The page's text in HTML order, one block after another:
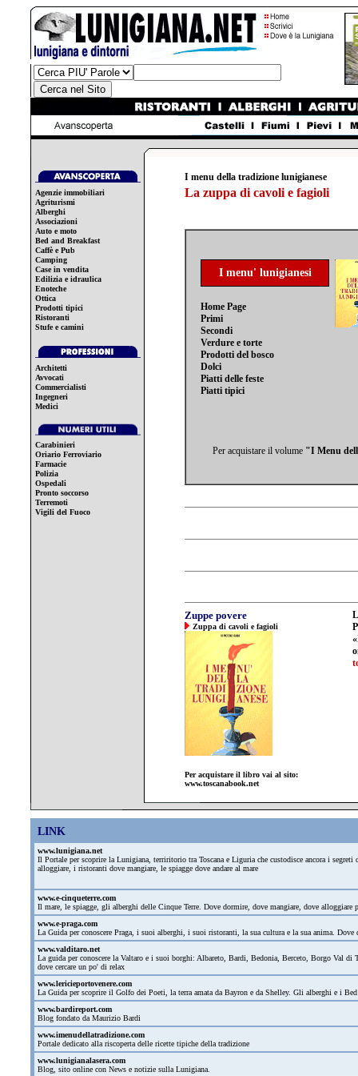
Agenzie immobiliari
Agriturismi
Alberghi
Associazioni
Auto e moto
Bed and Breakfast
Caffè e Pub
Camping
Case in vendita
Edilizia e idraulica
Enoteche
Ottica
Prodotti tipici
Ristoranti
Stufe e camini
Architetti
Avvocati
Commercialisti
Ingegneri
Medici
Carabinieri
Oriario Ferroviario
Farmacie
Polizia
Ospedali
Pronto soccorso
Terremoti
Vigili del Fuoco
I menu della tradizione lunigianese
La zuppa di cavoli e fagioli
I menu' lunigianesi
Home Page
Primi
Secondi
Verdure e torte
Prodotti del bosco
Dolci
Piatti delle feste
Piatti tipici
Per acquistare il volume "I Menu
Zuppe povere
Zuppa di cavoli e fagioli
Per acquistare il libro vai al sito:
www.toscanabook.net
LINK
www.lunigiana.net
Il Portale per scoprire la Lunigiana, terriritorio tra Toscana e Liguria che custodisce ancora i
alloggiare, i ristoranti dove mangiare, le spiagge dove andare al mare
www.e-cinqueterre.com
Il mare, le spiagge, gli alberghi delle Cinque Terre. Dove dormire, dove mangiare, dove alloggiare
www.e-praga.com
La Guida per conoscere Praga, i suoi alberghi, i suoi ristoranti, la sua cultura e la sua anima.
www.valditaro.net
La guida per conoscere la Valtaro e i suoi borghi: Albareto, Bardi, Bedonia, Berceto, Borgo Val
dove cercare un po' di relax
www.lericieportovenere.com
La Guida per scoprire il Golfo dei Poeti, la terra amata da Bayron e da Shelley. Gli alberghi e i
www.bardireport.com
Blog fondato da Maurizio Bardi
www.imenudellatradizione.com
Portale dedicato alla riscoperta delle ricette tipiche della tradizione
www.lunigianalasera.com
Blog, sito online con News e notizie sulla Lunigiana.